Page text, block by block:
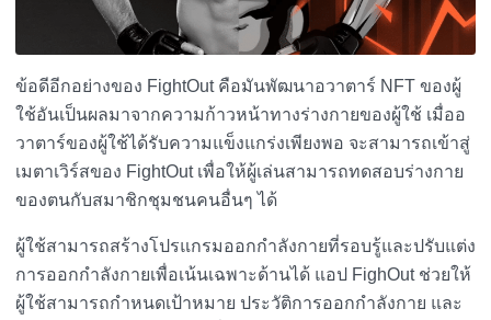
ข้อดีอีกอย่างของ FightOut คือมันพัฒนาอวาตาร์ NFT ของผู้
ใช้อันเป็นผลมาจากความก้าวหน้าทางร่างกายของผู้ใช้ เมื่ออ
วาตาร์ของผู้ใช้ได้รับความแข็งแกร่งเพียงพอ จะสามารถเข้าสู่
เมตาเวิร์สของ FightOut เพื่อให้ผู้เล่นสามารถทดสอบร่างกาย
ของตนกับสมาชิกชุมชนคนอื่นๆ ได้
ผู้ใช้สามารถสร้างโปรแกรมออกกำลังกายที่รอบรู้และปรับแต่ง
การออกกำลังกายเพื่อเน้นเฉพาะด้านได้ แอป FighOut ช่วยให้
ผู้ใช้สามารถกำหนดเป้าหมาย ประวัติการออกกำลังกาย และ